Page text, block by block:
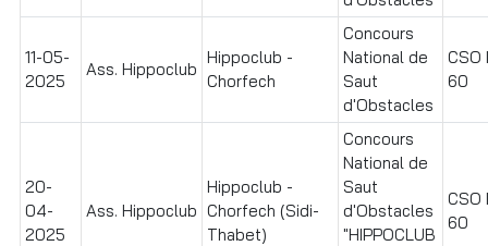
11-05-
2025
Ass. Hippoclub
Hippoclub -
Chorfech
Concours
National de
Saut
d'Obstacles
CSO
60
20-
04-
2025
Ass. Hippoclub
Hippoclub -
Chorfech (Sidi-
Thabet)
Concours
National de
Saut
d'Obstacles
"HIPPOCLUB
CSO
60